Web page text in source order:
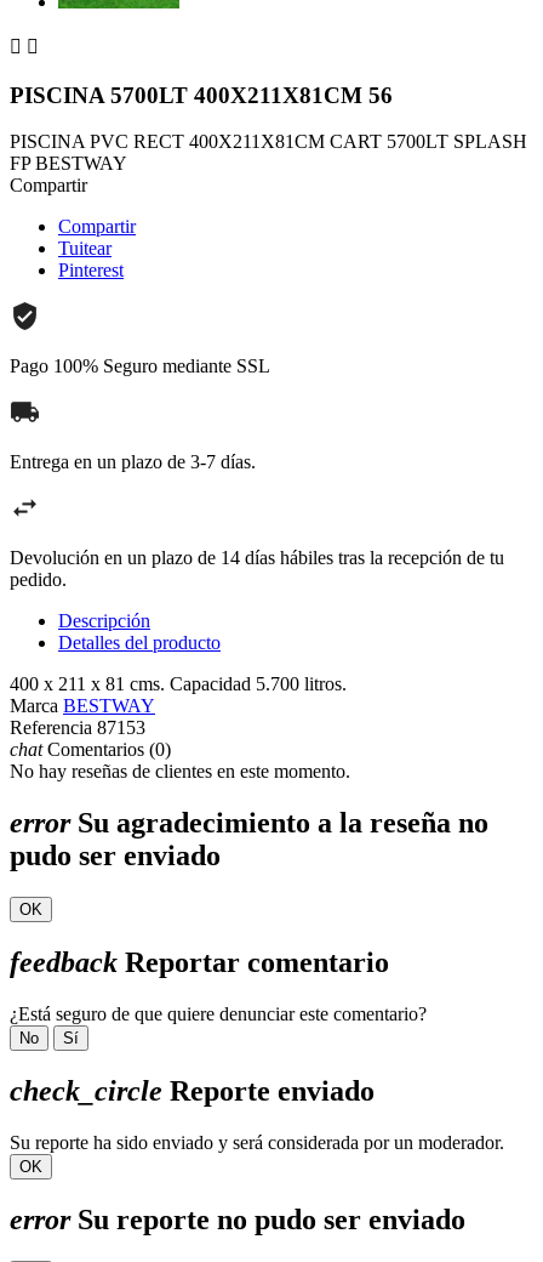
 
PISCINA 5700LT 400X211X81CM 56
PISCINA PVC RECT 400X211X81CM CART 5700LT SPLASH
FP BESTWAY
Compartir
Compartir
Tuitear
Pinterest
Pago 100% Seguro mediante SSL
Entrega en un plazo de 3-7 días.
Devolución en un plazo de 14 días hábiles tras la recepción de tu
pedido.
Descripción
Detalles del producto
400 x 211 x 81 cms. Capacidad 5.700 litros.
Marca BESTWAY
Referencia 87153
chatComentarios (0)
No hay reseñas de clientes en este momento.
errorSu agradecimiento a la reseña no
pudo ser enviado
OK
feedback Reportar comentario
¿Está seguro de que quiere denunciar este comentario?
No Sí
check_circle Reporte enviado
Su reporte ha sido enviado y será considerada por un moderador.
OK
errorSu reporte no pudo ser enviado